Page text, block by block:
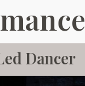
Dancer